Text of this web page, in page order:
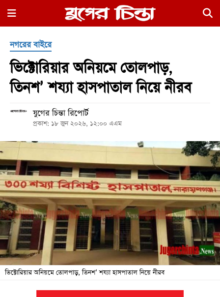
×
রাজনীতি
নগর
জুড়ে
নগরের
বাইরে
আদালতপাড়া
জনদুর্ভোগ
বিশেষ
সংবাদ
নগরের বাইরে
ভিক্টোরিয়ার অনিয়মে তোলপাড়,
তিনশ’ শয্যা হাসপাতাল নিয়ে নীরব
যুগের চিন্তা রিপোর্ট
প্রকাশ: ১৮ জুন ২০২৬, ১২:০০ এএম
ভিক্টোরিয়ার অনিয়মে তোলপাড়, তিনশ’ শয্যা হাসপাতাল নিয়ে নীরব